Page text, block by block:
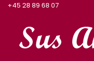
+45 28 89 68 07